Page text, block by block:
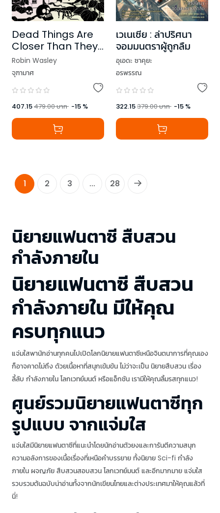
Dead Things Are
Closer Than They
Appear ปริศนา
โกลาหลกับเวทมนตร์
แห่งความตาย
Robin Wasley
จุฑามาศ
407.15479.00บาท -15 %
เวเนเซีย : ล่าปริศนา
จอมมนตราผู้ถูกลืม
อุเอดะ ซาคุยะ
อรพรรณ
322.15379.00บาท -15 %
1 2 3 ... 28
นิยายแฟนตาซี สืบสวน
กำลังภายใน
นิยายแฟนตาซี สืบสวน
กำลังภายใน มีให้คุณ
ครบทุกแนว
แจ่มใสพานักอ่านทุกคนไปเปิดโลกนิยายแฟนตาซีเหนือจินตนาการที่คุณเอง
ก็อาจคาดไม่ถึง ด้วยเนื้อหาที่สนุกเข้มข้น ไม่ว่าจะเป็น นิยายสืบสวน เรื่อง
ลี้ลับ กำลังภายใน โลกเวทย์มนต์ หรือแอ็กชัน เรามีให้คุณลิ้มรสทุกแนว!
ศูนย์รวมนิยายแฟนตาซีทุก
รูปแบบ จากแจ่มใส
แจ่มใสมีนิยายแฟนตาซีที่แนะนำโดยนักอ่านตัวยงและการันตีความสนุก
ความอลังการของเนื้อเรื่องที่เหนือคำบรรยาย ทั้งนิยาย Sci-fi กำลัง
ภายใน ผจญภัย สืบสวนสอบสวน โลกเวทย์มนต์ และอีกมากมาย แจ่มใส
รวบรวมต้นฉบับน่าอ่านทั้งจากนักเขียนไทยและต่างประเทศมาให้คุณแล้วที่
นี่!